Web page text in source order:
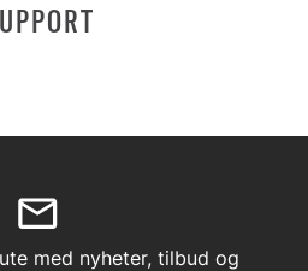
med nyheter, tilbud og